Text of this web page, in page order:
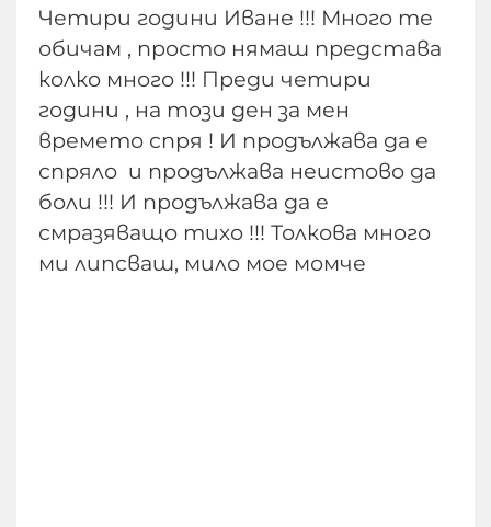
Четири години Иване !!! Много те
обичам , просто нямаш представа
колко много !!! Преди четири
години , на този ден за мен
времето спря ! И продължава да е
спряло и продължава неистово да
боли !!! И продължава да е
смразяващо тихо !!! Толкова много
ми липсваш, мило мое момче